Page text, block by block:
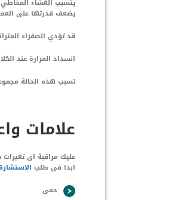
يتسبب الغشاء
يضعف قدرتها على
قد تؤدي الصفراء
انسداد المرارة عند
تسبب هذه الحالة
علامات
عليك مراقبة اى تغيرات
ابدا فى طلب
حمى